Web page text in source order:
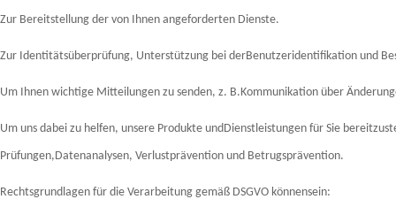
Zur Bereitstellung der von Ihnen angeforderten Dienste.
Zur Identitätsüberprüfung, Unterstützung bei derBenutzeridentifikation und
Um Ihnen wichtige Mitteilungen zu senden, z. B.Kommunikation über
Um uns dabei zu helfen, unsere Produkte undDienstleistungen für Sie
Prüfungen,Datenanalysen, Verlustprävention und Betrugsprävention.
Rechtsgrundlagen für die Verarbeitung gemäß DSGVO könnensein: